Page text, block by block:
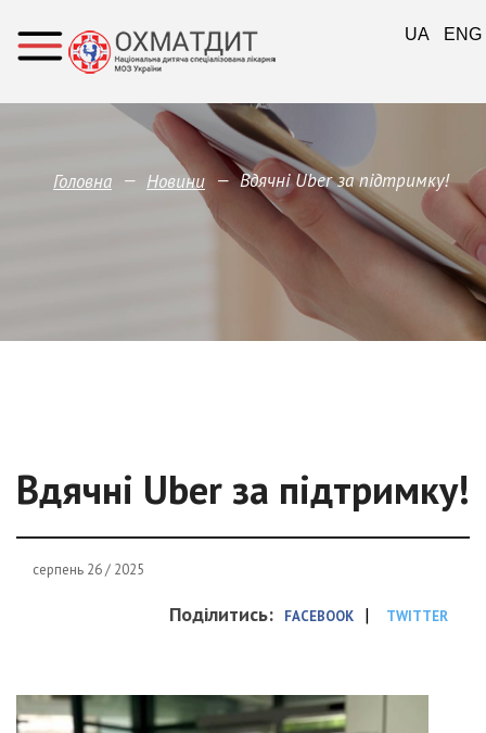
Головна — Новини — Вдячні Uber за підтримку!
Вдячні Uber за підтримку!
серпень 26 / 2025
Поділитись: FACEBOOK | TWITTER
UA ENG